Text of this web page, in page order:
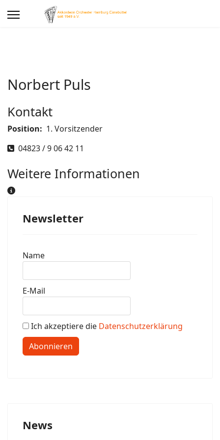
Norbert Puls
Kontakt
Position: 1. Vorsitzender
Telefon
04823 / 9 06 42 11
Weitere Informationen
Weitere Informationen
Newsletter
Name
E-Mail
Ich akzeptiere die Datenschutzerklärung
Abonnieren
News